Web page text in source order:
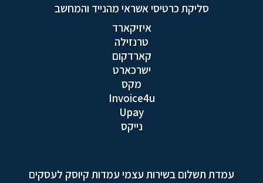
סליקת כרטיסי אשראי מהנייד והמחשב
איזיקארד
טרנזילה
קארדקום
ישרכארט
מקס
Invoice4u
Upay
נייקס
עמדת תשלום בשירות עצמי עמדות קיוסק לעסקים